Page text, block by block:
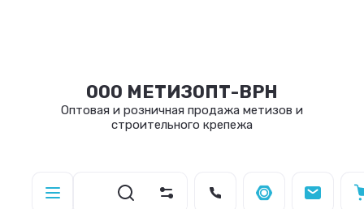
ООО МЕТИЗОПТ-ВРН
Оптовая и розничная продажа метизов и
строительного крепежа